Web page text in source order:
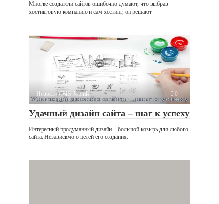
Многие создатели сайтов ошибочно думают, что выбрав
хостинговую компанию и сам хостинг, он решают
Новости CMS Joomla 0
Удачный дизайн сайта – шаг к успеху
Интересный продуманный дизайн – большой козырь для любого
сайта. Независимо о целей его создания: